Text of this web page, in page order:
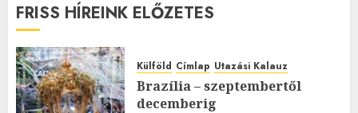
FRISS HÍREINK ELŐZETES
Külföld Címlap Utazási Kalauz
Brazília – szeptembertől
decemberig